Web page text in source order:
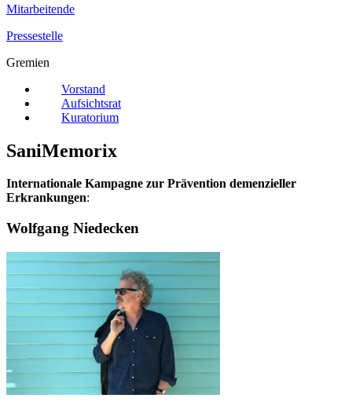
Mitarbeitende
Pressestelle
Gremien
Vorstand
Aufsichtsrat
Kuratorium
SaniMemorix
Internationale Kampagne zur Prävention demenzieller
Erkrankungen:
Wolfgang Niedecken